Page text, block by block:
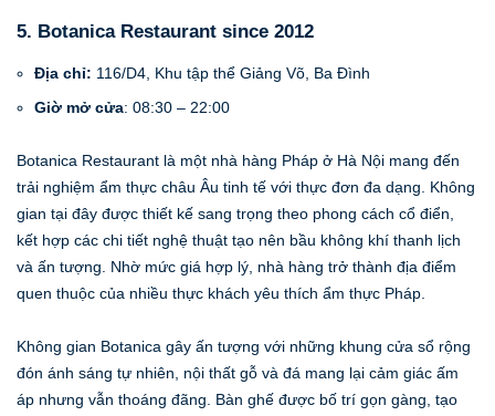
5. Botanica Restaurant since 2012
Địa chỉ: 116/D4, Khu tập thể Giảng Võ, Ba Đình
Giờ mở cửa: 08:30 – 22:00
Botanica Restaurant là một nhà hàng Pháp ở Hà Nội mang đến
trải nghiệm ẩm thực châu Âu tinh tế với thực đơn đa dạng. Không
gian tại đây được thiết kế sang trọng theo phong cách cổ điển,
kết hợp các chi tiết nghệ thuật tạo nên bầu không khí thanh lịch
và ấn tượng. Nhờ mức giá hợp lý, nhà hàng trở thành địa điểm
quen thuộc của nhiều thực khách yêu thích ẩm thực Pháp.
Không gian Botanica gây ấn tượng với những khung cửa sổ rộng
đón ánh sáng tự nhiên, nội thất gỗ và đá mang lại cảm giác ấm
áp nhưng vẫn thoáng đãng. Bàn ghế được bố trí gọn gàng, tạo